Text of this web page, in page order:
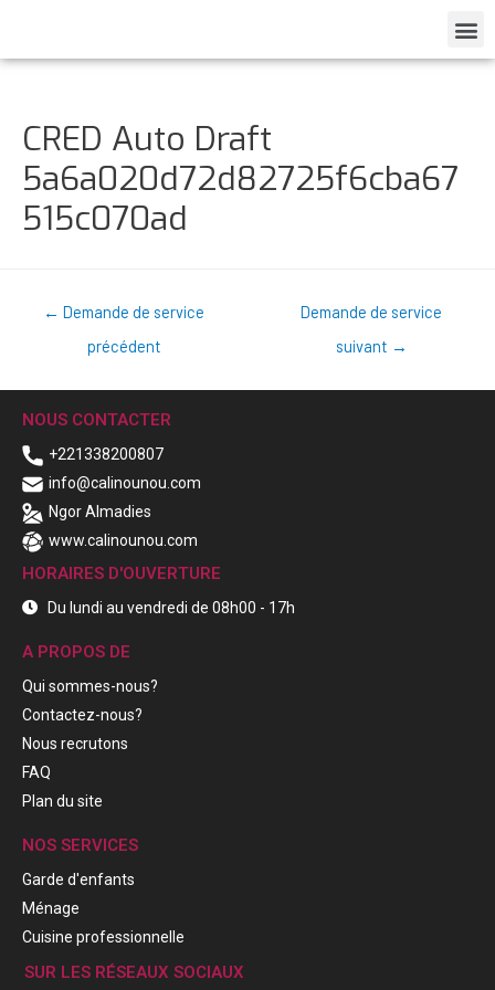
CRED Auto Draft
5a6a020d72d82725f6cba67
515c070ad
← Demande de service
précédent
Demande de service
suivant →
NOUS CONTACTER
+221338200807
info@calinounou.com
Ngor Almadies
www.calinounou.com
HORAIRES D'OUVERTURE
Du lundi au vendredi de 08h00 - 17h
A PROPOS DE
Qui sommes-nous?
Contactez-nous?
Nous recrutons
FAQ
Plan du site
NOS SERVICES
Garde d'enfants
Ménage
Cuisine professionnelle
SUR LES RÉSEAUX SOCIAUX